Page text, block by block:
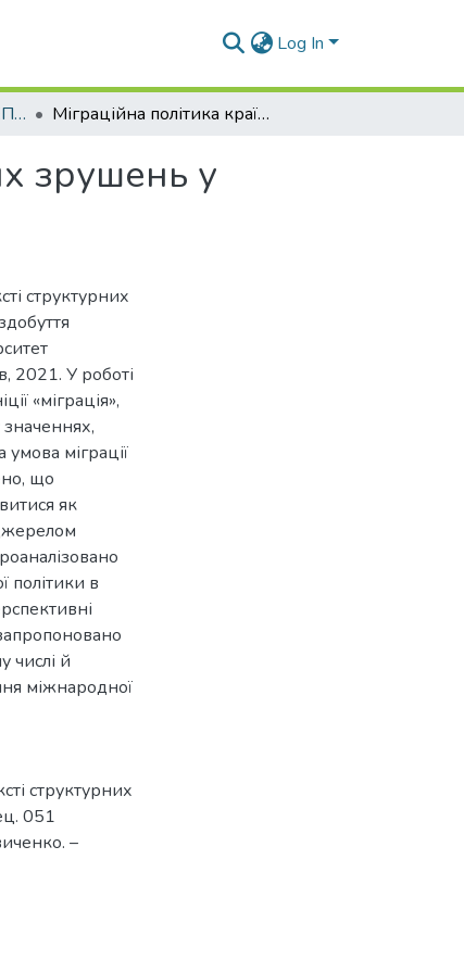
Log In
Бакалаврські роботи (ЕП та Б) Міграційна політика країн в контексті структурних зрушень у світовій економіці
зрушень у
структурних
2021. У роботі
«міграція»,
міграції
що
як
політики в
числі й
міжнародної
структурних
051
–